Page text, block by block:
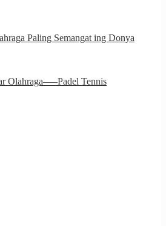
Paling Semangat ing Donya
Olahraga—–Padel Tennis